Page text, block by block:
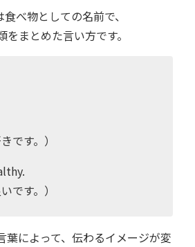
べ物としての名前で、
をまとめた言い方です。
です。）
です。）
葉によって、伝わるイメージが変